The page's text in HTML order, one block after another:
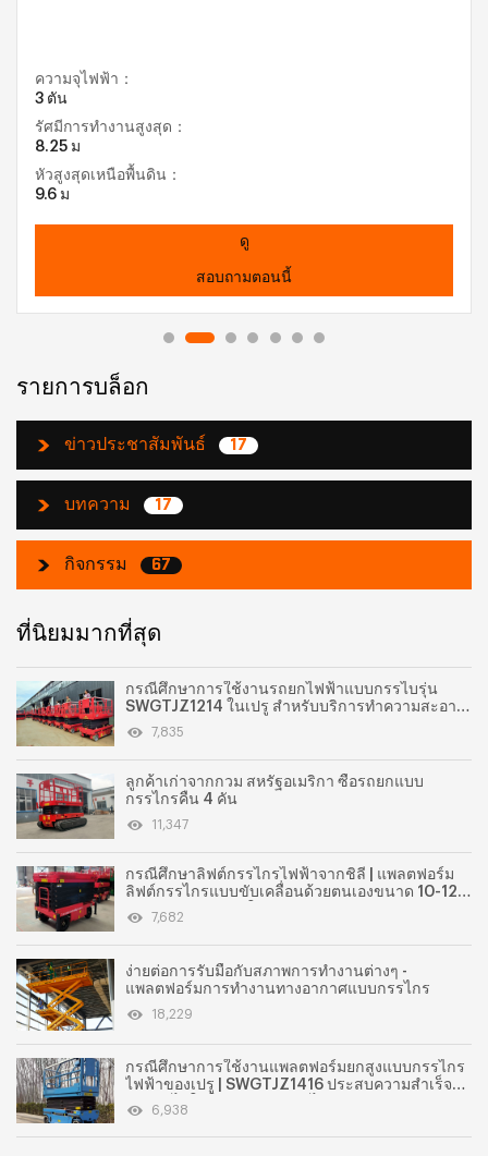
ความจุไฟฟ้า：
3 ตัน
รัศมีการทำงานสูงสุด：
8.25 ม
หัวสูงสุดเหนือพื้นดิน：
9.6 ม
ดู
สอบถามตอนนี้
รายการบล็อก
ข่าวประชาสัมพันธ์ 17
บทความ 17
กิจกรรม 67
ที่นิยมมากที่สุด
กรณีศึกษาการใช้งานรถยกไฟฟ้าแบบกรรไบรุ่น
SWGTJZ1214 ในเปรู สำหรับบริการทำความสะอาด
นิคมอุตสาหกรรม
7,835
ลูกค้าเก่าจากกวม สหรัฐอเมริกา ซื้อรถยกแบบ
กรรไกรคืน 4 คัน
11,347
กรณีศึกษาลิฟต์กรรไกรไฟฟ้าจากชิลี | แพลตฟอร์ม
ลิฟต์กรรไกรแบบขับเคลื่อนด้วยตนเองขนาด 10-12
เมตร สำหรับตลาดให้เช่า
7,682
ง่ายต่อการรับมือกับสภาพการทำงานต่างๆ -
แพลตฟอร์มการทำงานทางอากาศแบบกรรไกร
18,229
กรณีศึกษาการใช้งานแพลตฟอร์มยกสูงแบบกรรไกร
ไฟฟ้าของเปรู | SWGTJZ1416 ประสบความสำเร็จใน
การนำไปใช้ในอุตสาหกรรมไฟฟ้า
6,938